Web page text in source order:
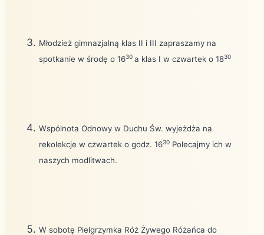
Młodzież gimnazjalną klas II i III zapraszamy na
spotkanie w środę o 1630 a klas I w czwartek o 1830
Wspólnota Odnowy w Duchu Św. wyjeżdża na
rekolekcje w czwartek o godz. 1630 Polecajmy ich w
naszych modlitwach.
W sobotę Pielgrzymka Róż Żywego Różańca do